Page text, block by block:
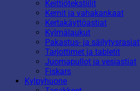
Keittiötekstiilit
Kernit ja vahakankaat
Kertakäyttöastiat
Kylmälaukut
Pakastus- ja säilytysrasiat
Tarjottimet ja tabletit
Juomapullot ja vesiastiat
Fiskars
Kylpyhuone